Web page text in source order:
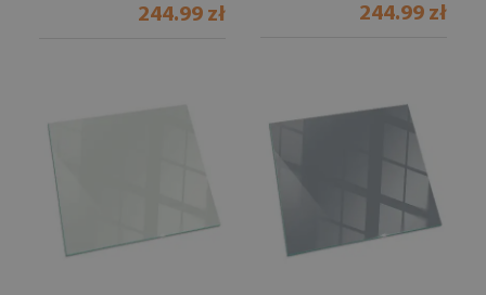
244.99 zł 244.99 zł